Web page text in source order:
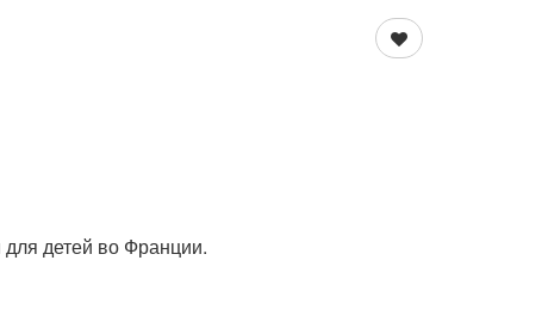
детей во Франции.